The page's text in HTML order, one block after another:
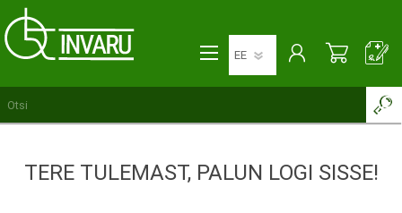
TERE TULEMAST, PALUN LOGI SISSE!